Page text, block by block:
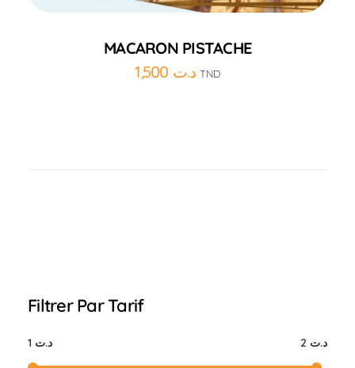
MACARON PISTACHE
د.ت TND
Filtrer Par Tarif
د.ت 1 د.ت 2